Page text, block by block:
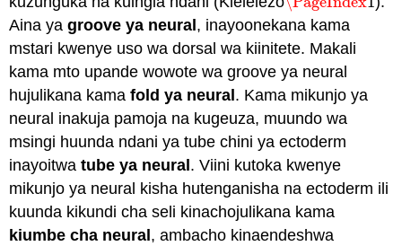
Aina yagroove ya neural , inayoonekana kama
mstari kwenye uso wa dorsal wa kiinitete. Makali
kama mto upande wowote wa groove ya neural
hujulikana kamafold ya neural . Kama mikunjo ya
neural inakuja pamoja na kugeuza, muundo wa
msingi huunda ndani ya tube chini ya ectoderm
inayoitwatube ya neural . Viini kutoka kwenye
mikunjo ya neural kisha hutenganisha na ectoderm ili
kuunda kikundi cha seli kinachojulikana kama
kiumbe cha neural , ambacho kinaendeshwa